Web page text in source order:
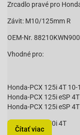
Zrcadlo pravé pro
Závit: M10/125mm R
OEM-Nr. 88210KWN900
Vhodné pro:
Honda-PCX 125i 4T 10-
Honda-PCX 125i eSP
Honda-PCX 125i eSP
Honda-PCX 150i 4T
Čítať viac